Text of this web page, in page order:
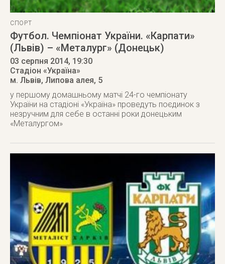
СПОРТ
Футбол. Чемпіонат України. «Карпати»
(Львів) – «Металург» (Донецьк)
03 серпня 2014, 19:30
Стадіон «Україна»
м. Львів, Липова алея, 5
у першому домашньому матчі 24-го чемпіонату
України на стадіоні «Україна» проведуть поєдинок з
незручним для себе в останні роки донецьким
«Металургом»